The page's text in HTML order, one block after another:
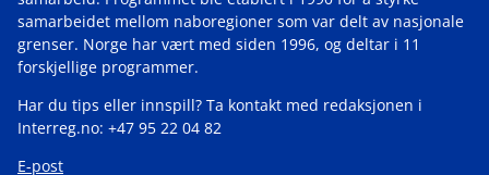
samarbeidet mellom naboregioner som var delt av nasjonale
grenser. Norge har vært med siden 1996, og deltar i 11
forskjellige programmer.
Har du tips eller innspill? Ta kontakt med redaksjonen i
Interreg.no: +47 95 22 04 82
E-post